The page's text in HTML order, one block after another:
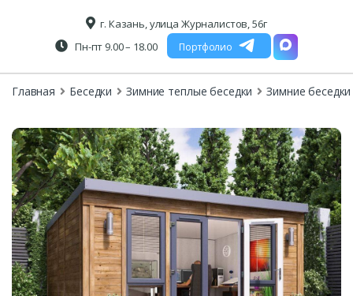
г. Казань, улица Журналистов, 56г
Пн-пт 9.00 – 18.00
Портфолио
Главная Беседки Зимние теплые беседки Зимние